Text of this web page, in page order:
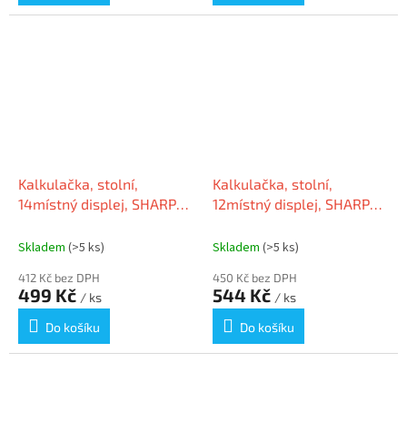
Kalkulačka, stolní,
14místný displej, SHARP
Skladem (>5 ks)
412 Kč bez DPH
499 Kč / ks
Do košíku
Kalkulačka, stolní,
12místný displej, SHARP
Skladem (>5 ks)
450 Kč bez DPH
544 Kč / ks
Do košíku